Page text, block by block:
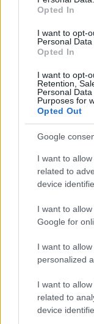
Opted In
I want to opt-
Personal Data
Opted In
I want to opt-
Retention,
Personal
Purposes for
Opted Out
Google
I want to
related to
device
I want to
Google for
I want to
personalized
I want to
related to
device
NŐVERŐ
A férfi a nyílt utcán